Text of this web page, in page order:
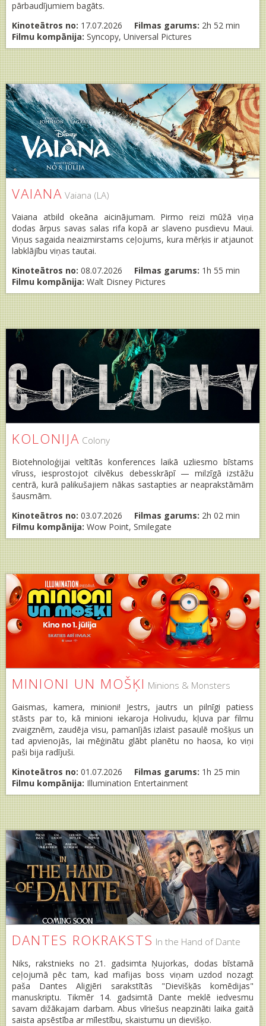
pārbaudījumiem bagāts.
Kinoteātros no: 17.07.2026 Filmas garums: 2h 52 min
Filmu kompānija: Syncopy, Universal Pictures
VAIANA Vaiana (LA)
Vaiana atbild okeāna aicinājumam. Pirmo reizi mūžā viņa
dodas ārpus savas salas rifa kopā ar slaveno pusdievu Maui.
Viņus sagaida neaizmirstams ceļojums, kura mērķis ir atjaunot
labklājību viņas tautai.
Kinoteātros no: 08.07.2026 Filmas garums: 1h 55 min
Filmu kompānija: Walt Disney Pictures
KOLONIJA Colony
Biotehnoloģijai veltītās konferences laikā uzliesmo bīstams
vīruss, iesprostojot cilvēkus debesskrāpī — milzīgā izstāžu
centrā, kurā palikušajiem nākas sastapties ar neaprakstāmām
šausmām.
Kinoteātros no: 03.07.2026 Filmas garums: 2h 02 min
Filmu kompānija: Wow Point, Smilegate
MINIONI UN MOŠĶI Minions & Monsters
Gaismas, kamera, minioni! Jestrs, jautrs un pilnīgi patiess
stāsts par to, kā minioni iekaroja Holivudu, kļuva par filmu
zvaigznēm, zaudēja visu, pamanījās izlaist pasaulē mošķus un
tad apvienojās, lai mēģinātu glābt planētu no haosa, ko viņi
paši bija radījuši.
Kinoteātros no: 01.07.2026 Filmas garums: 1h 25 min
Filmu kompānija: Illumination Entertainment
DANTES ROKRAKSTS In the Hand of Dante
Niks, rakstnieks no 21. gadsimta Ņujorkas, dodas bīstamā
ceļojumā pēc tam, kad mafijas boss viņam uzdod nozagt
paša Dantes Aligjēri sarakstītās "Dievišķās komēdijas"
manuskriptu. Tikmēr 14. gadsimtā Dante meklē iedvesmu
savam dižākajam darbam. Abus vīriešus neapzināti laika gaitā
saista apsēstība ar mīlestību, skaistumu un dievišķo.